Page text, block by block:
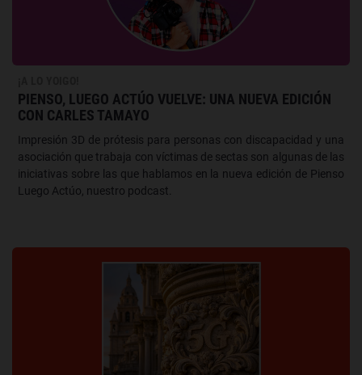
PIENSO, LUEGO ACTÚO VUELVE: UNA NUEVA EDICIÓN
CON CARLES TAMAYO
Impresión 3D de prótesis para personas con discapacidad y una
asociación que trabaja con víctimas de sectas son algunas de las
iniciativas sobre las que hablamos en la nueva edición de Pienso
Luego Actúo, nuestro podcast.